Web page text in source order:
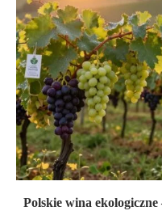
Polskie wina